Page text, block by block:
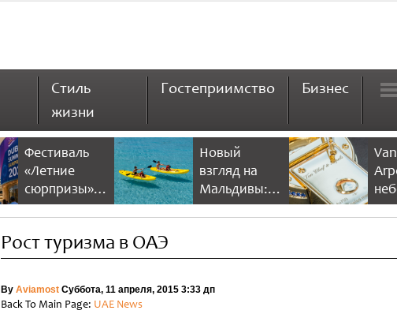
Стиль
жизни
Гостеприимство Бизнес
Фестиваль
«Летние
сюрпризы» в
Дубае 2026
больше
скидок и
Новый
взгляд на
Мальдивы:
NH Collection
Рост туризма в ОАЭ
By AviamostСуббота, 11 апреля, 2015 3:33 дп
Back To Main Page: UAE News